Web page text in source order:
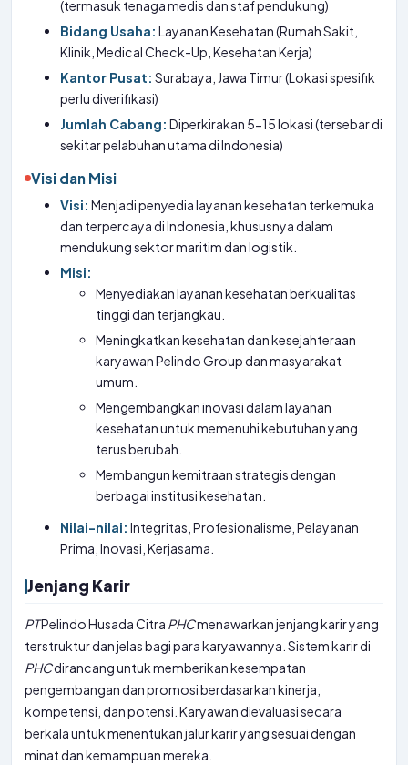
(termasuk tenaga medis dan staf pendukung)
Bidang Usaha: Layanan Kesehatan (Rumah Sakit,
Klinik, Medical Check-Up, Kesehatan Kerja)
Kantor Pusat: Surabaya, Jawa Timur (Lokasi spesifik
perlu diverifikasi)
Jumlah Cabang: Diperkirakan 5-15 lokasi (tersebar di
sekitar pelabuhan utama di Indonesia)
Visi dan Misi
Visi: Menjadi penyedia layanan kesehatan terkemuka
dan terpercaya di Indonesia, khususnya dalam
mendukung sektor maritim dan logistik.
Misi:
Menyediakan layanan kesehatan berkualitas
tinggi dan terjangkau.
Meningkatkan kesehatan dan kesejahteraan
karyawan Pelindo Group dan masyarakat
umum.
Mengembangkan inovasi dalam layanan
kesehatan untuk memenuhi kebutuhan yang
terus berubah.
Membangun kemitraan strategis dengan
berbagai institusi kesehatan.
Nilai-nilai: Integritas, Profesionalisme, Pelayanan
Prima, Inovasi, Kerjasama.
Jenjang Karir
PTPelindo Husada Citra PHCmenawarkan jenjang karir yang
terstruktur dan jelas bagi para karyawannya. Sistem karir di
PHCdirancang untuk memberikan kesempatan
pengembangan dan promosi berdasarkan kinerja,
kompetensi, dan potensi. Karyawan dievaluasi secara
berkala untuk menentukan jalur karir yang sesuai dengan
minat dan kemampuan mereka.